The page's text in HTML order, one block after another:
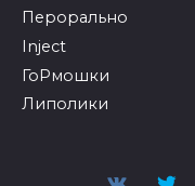
Перорально
Inject
ГоРмошки
Липолики